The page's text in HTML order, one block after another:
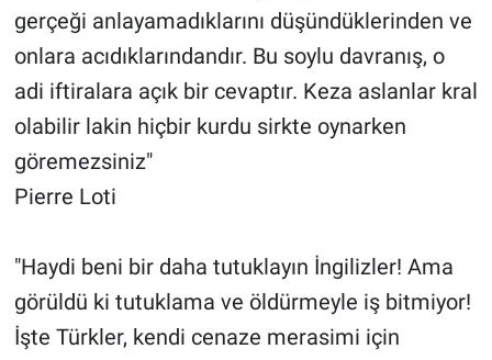
gerçeği anlayamadıklarını düşündüklerinden ve
onlara acıdıklarındandır. Bu soylu davranış, o
adi iftiralara açık bir cevaptır. Keza aslanlar kral
olabilir lakin hiçbir kurdu sirkte oynarken
göremezsiniz"
Pierre Loti
"Haydi beni bir daha tutuklayın İngilizler! Ama
görüldü ki tutuklama ve öldürmeyle iş bitmiyor!
İşte Türkler, kendi cenaze merasimi için